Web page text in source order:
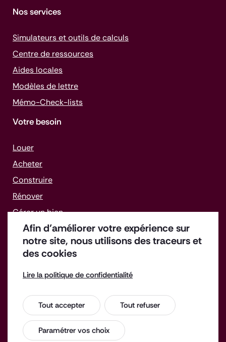
Afin d’améliorer votre expérience sur
notre site, nous utilisons des traceurs et
des cookies
Lire la politique de confidentialité
Tout accepter Tout refuser
Paramétrer vos choix
Nos services
Simulateurs et outils de calculs
Centre de ressources
Aides locales
Modèles de lettre
Mémo-Check-lists
Votre besoin
Louer
Acheter
Construire
Rénover
Gérer un bien
Faire face aux difficultés
Enquête de satisfaction
Espace Presse
Contact
Mentions légales
Accessibilité : non conforme